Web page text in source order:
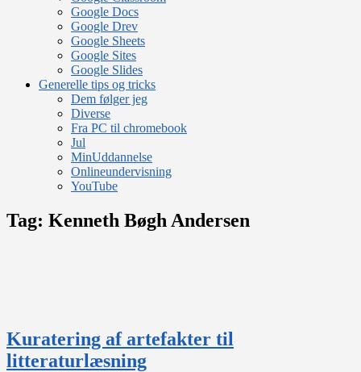
Google Docs
Google Drev
Google Sheets
Google Sites
Google Slides
Generelle tips og tricks
Dem følger jeg
Diverse
Fra PC til chromebook
Jul
MinUddannelse
Onlineundervisning
YouTube
Tag: Kenneth Bøgh Andersen
Kuratering af artefakter til
litteraturlæsning